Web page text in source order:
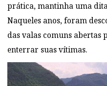
prática, mantinha uma
Naqueles anos, foram
das valas comuns abertas
enterrar suas vítimas.